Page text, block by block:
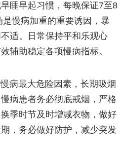
睡早起习惯，每晚保证7至8
慢病加重的重要诱因，暴
适。日常保持平和乐观心
辅助稳定各项慢病指标。
病最大危险因素，长期吸烟
病患者务必彻底戒烟，严格
季时节及时增减衣物，做好
，务必做好防护，减少突发